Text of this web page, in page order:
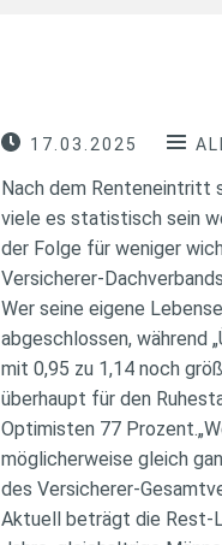
17.03.2025
Nach dem Renteneintritt
viele es statistisch sein
der Folge für weniger
Versicherer-
Wer seine eigene
abgeschlossen, während
mit 0,95 zu 1,14 noch
überhaupt für den
Optimisten 77
möglicherweise gleich
des Versicherer-
Aktuell beträgt die Rest-